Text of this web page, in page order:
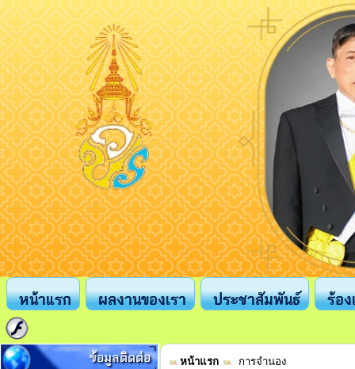
หน้าแรก ผลงานของเรา ประชาสัมพันธ์ ร้อ
ข้อมูลติดต่อ หน้าแรก การจำนอง